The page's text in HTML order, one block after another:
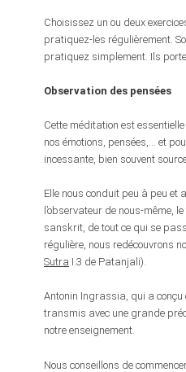
Choisissez un ou deux
pratiquez-les régulièrement.
pratiquez simplement. Ils
Observation des pensées
Cette méditation est
nos émotions, pensées,… et
incessante, bien souvent
Elle nous conduit peu à peu et
l’observateur de nous-même,
sanskrit, de tout ce qui se
régulière, nous redécouvrons
Sutra I.3 de Patanjali).
Antonin Ingrassia, qui a conçu
transmis avec une grande
notre enseignement.
Nous conseillons de